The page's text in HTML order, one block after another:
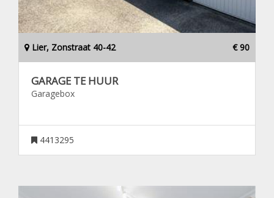
Lier, Zonstraat 40-42 € 90
GARAGE TE HUUR
Garagebox
4413295